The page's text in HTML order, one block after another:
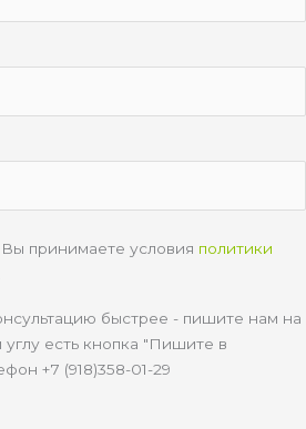
Вы принимаете условия политики
быстрее - пишите нам на
есть кнопка "Пишите в
+7 (918)358-01-29